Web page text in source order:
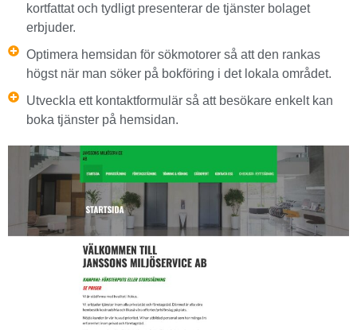
kortfattat och tydligt presenterar de tjänster bolaget
erbjuder.
Optimera hemsidan för sökmotorer så att den rankas
högst när man söker på bokföring i det lokala området.
Utveckla ett kontaktformulär så att besökare enkelt kan
boka tjänster på hemsidan.